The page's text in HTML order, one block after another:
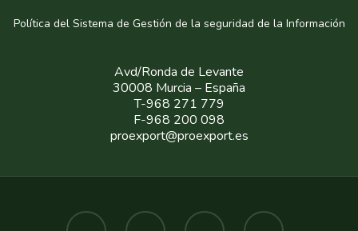
Política del Sistema de Gestión de la seguridad de la Información
Avd/Ronda de Levante
30008 Murcia – España
T-968 271 779
F-968 200 098
proexport@proexport.es